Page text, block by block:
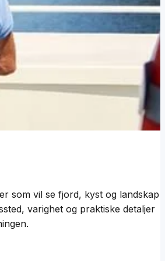
som vil se fjord, kyst og landskap
varighet og praktiske detaljer